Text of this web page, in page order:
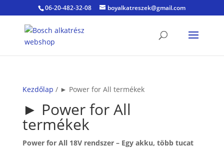
06-20-482-32-08 boyalkatreszek@gmail.com
Kezdőlap / ► Power for All termékek
► Power for All
termékek
Power for All 18V rendszer – Egy akku, több tucat